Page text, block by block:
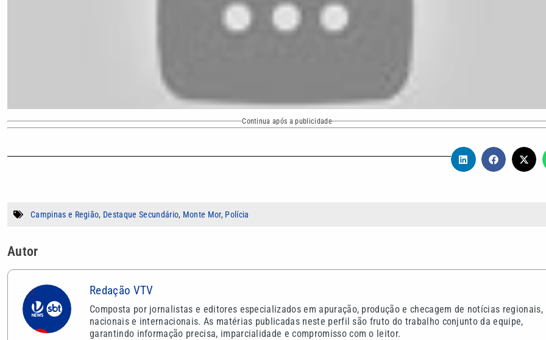
Continua após a publicidade
Campinas e Região, Destaque Secundário, Monte Mor, Polícia
Autor
Redação VTV
Composta por jornalistas e editores especializados em apuração, produção e checagem de notícias regionais,
nacionais e internacionais. As matérias publicadas neste perfil são fruto do trabalho conjunto da equipe,
garantindo informação precisa, imparcialidade e compromisso com o leitor.